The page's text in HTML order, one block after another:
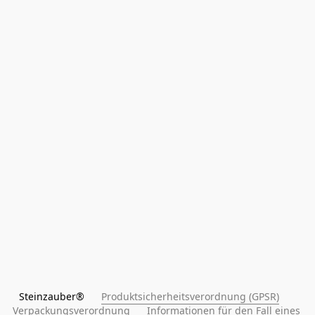
Steinzauber® Produktsicherheitsverordnung (GPSR)
Verpackungsverordnung
Informationen für den Fall eines